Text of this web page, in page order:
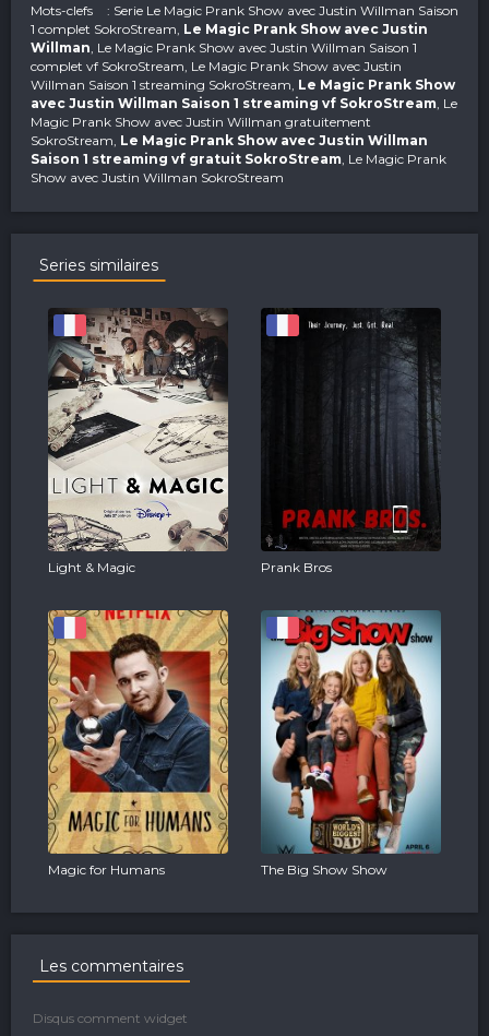
Mots-clefs
: Serie Le Magic Prank Show avec Justin Willman Saison
1 complet SokroStream, Le Magic Prank Show avec Justin
Willman , Le Magic Prank Show avec Justin Willman Saison 1
complet vf SokroStream, Le Magic Prank Show avec Justin
Willman Saison 1 streaming SokroStream, Le Magic Prank Show
avec Justin Willman Saison 1 streaming vf SokroStream , Le
Magic Prank Show avec Justin Willman gratuitement
SokroStream, Le Magic Prank Show avec Justin Willman
Saison 1 streaming vf gratuit SokroStream , Le Magic Prank
Show avec Justin Willman SokroStream
Series similaires
Light & Magic Prank Bros
Magic for Humans The Big Show Show
Les commentaires
Disqus comment widget